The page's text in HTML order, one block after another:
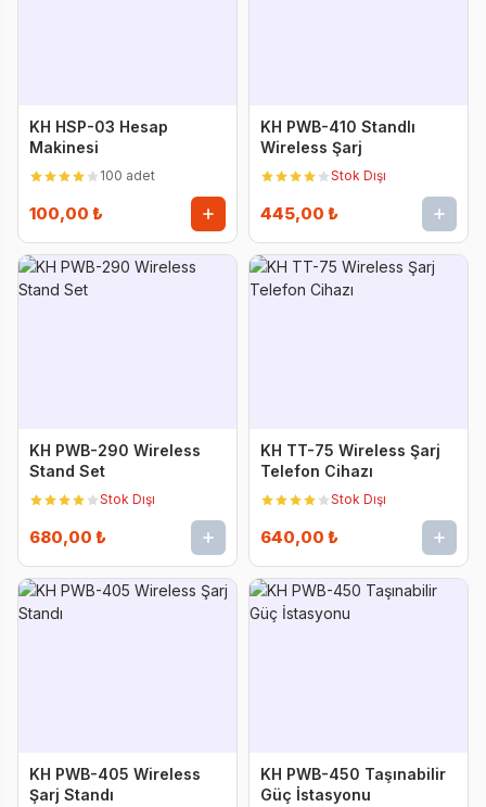
KH HSP-03 Hesap
Makinesi
100 adet
100,00 ₺
KH PWB-410 Standlı
Wireless Şarj
Stok Dışı
445,00 ₺
KH PWB-290 Wireless
Stand Set
Stok Dışı
680,00 ₺
KH TT-75 Wireless Şarj
Telefon Cihazı
Stok Dışı
640,00 ₺
KH PWB-405 Wireless
Şarj Standı
KH PWB-450 Taşınabilir
Güç İstasyonu